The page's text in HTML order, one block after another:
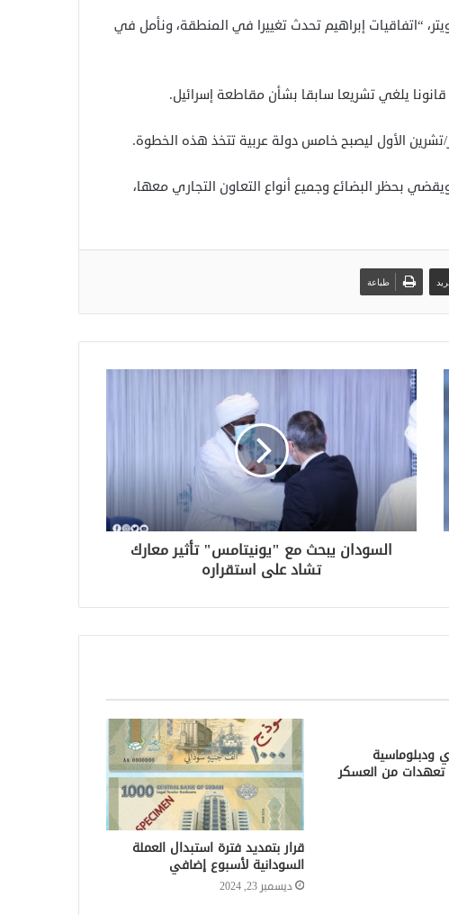
“اتفاقيات إبراهيم تحدث تغييرا في المنطقة، ونأمل في
يلغي تشريعا سابقا بشأن مقاطعة إسرائيل.
أن قانون مقاطعة إسرائيل كان قد سن عام 1958، ويقضي بحظر البضائع وجميع أنواع التعاون التجاري معها،
طباعة
السودان يبحث مع "يونيتامس" تأثير معارك
تشاد على استقراره
ودبلوماسية
تعهدات من العسكر
قرار بتمديد فترة استبدال العملة
السودانية لأسبوع إضافي
ديسمبر 23, 2024